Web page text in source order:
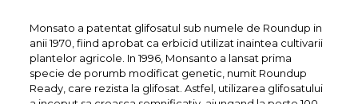
Monsato a patentat glifosatul sub numele de Roundup in
anii 1970, fiind aprobat ca erbicid utilizat inaintea cultivarii
plantelor agricole. In 1996, Monsanto a lansat prima
specie de porumb modificat genetic, numit Roundup
Ready, care rezista la glifosat. Astfel, utilizarea glifosatului